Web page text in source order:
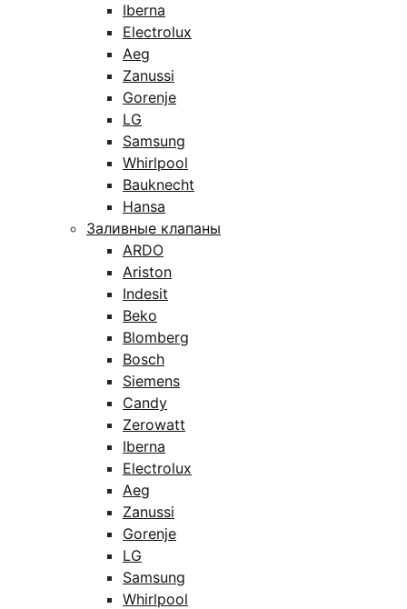
Iberna
Electrolux
Aeg
Zanussi
Gorenje
LG
Samsung
Whirlpool
Bauknecht
Hansa
Заливные клапаны
ARDO
Ariston
Indesit
Beko
Blomberg
Bosch
Siemens
Candy
Zerowatt
Iberna
Electrolux
Aeg
Zanussi
Gorenje
LG
Samsung
Whirlpool